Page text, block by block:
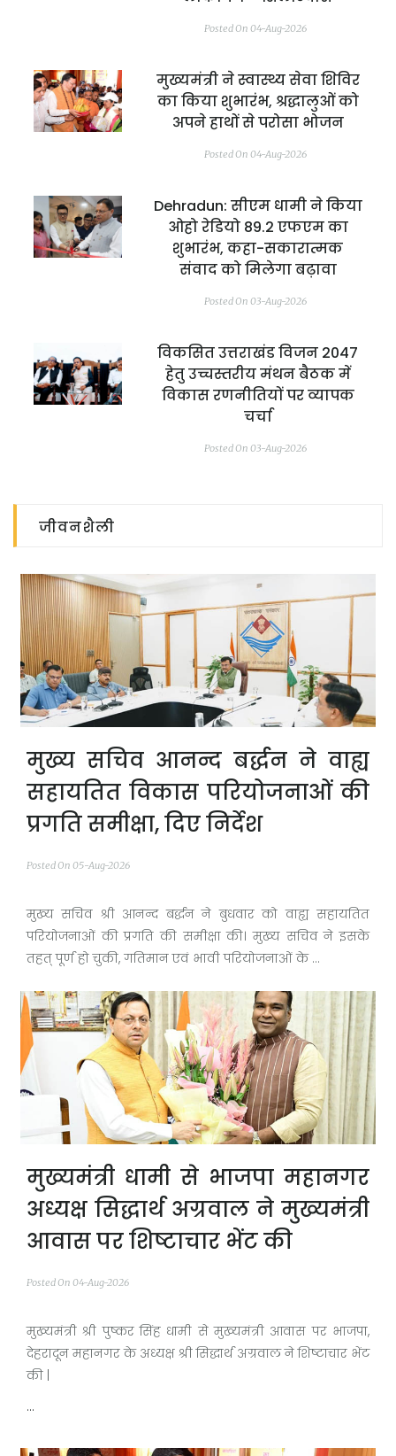
Posted On 04-Aug-2026
मुख्यमंत्री ने स्वास्थ्य सेवा शिविर
का किया शुभारंभ, श्रद्धालुओं को
अपने हाथों से परोसा भोजन
Posted On 04-Aug-2026
Dehradun: सीएम धामी ने किया
ओहो रेडियो 89.2 एफएम का
शुभारंभ, कहा-सकारात्मक
संवाद को मिलेगा बढ़ावा
Posted On 03-Aug-2026
विकसित उत्तराखंड विजन 2047
हेतु उच्चस्तरीय मंथन बैठक में
विकास रणनीतियों पर व्यापक
चर्चा
Posted On 03-Aug-2026
जीवनशैली
मुख्य सचिव आनन्द बर्द्धन ने वाह्य
सहायतित विकास परियोजनाओं की
प्रगति समीक्षा, दिए निर्देश
Posted On 05-Aug-2026
मुख्य सचिव श्री आनन्द बर्द्धन ने बुधवार को वाह्य सहायतित
परियोजनाओं की प्रगति की समीक्षा की। मुख्य सचिव ने इसके
तहत् पूर्ण हो चुकी, गतिमान एवं भावी परियोजनाओं के ...
मुख्यमंत्री धामी से भाजपा महानगर
अध्यक्ष सिद्धार्थ अग्रवाल ने मुख्यमंत्री
आवास पर शिष्टाचार भेंट की
Posted On 04-Aug-2026
मुख्यमंत्री श्री पुष्कर सिंह धामी से मुख्यमंत्री आवास पर भाजपा,
देहरादून महानगर के अध्यक्ष श्री सिद्धार्थ अग्रवाल ने शिष्टाचार भेंट
की |
...